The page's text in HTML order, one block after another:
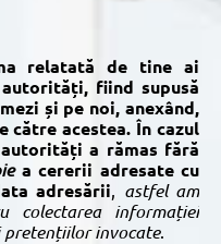
relatată de tine ai
fiind supusă
și pe noi, anexând,
către acestea. În cazul
a rămas fără
a cererii adresate cu
adresării
astfel am
colectarea
informației
pretențiilor invocate.